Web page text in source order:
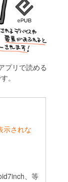
プリで読める
。
示されな
、等